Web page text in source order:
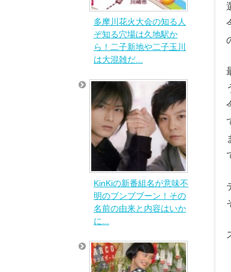
多摩川花火大会の知る人
ぞ知る穴場は久地駅か
ら！二子新地や二子玉川
は大混雑だ...
KinKiの新番組名が意味不
明のブンブブーン！その
名前の由来と内容はいか
に...